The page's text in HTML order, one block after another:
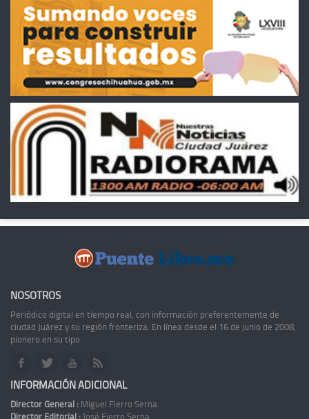
NOSOTROS
Periódico digital en tiempo real, con información preferentemente de
ciudad Juárez y su región fronteriza. En línea desde el 16 de junio de 2008,
pionero en su tipo.
INFORMACIÓN ADICIONAL
Director General : Miguel Fierro Serna
Director Editorial : José Fierro Serna